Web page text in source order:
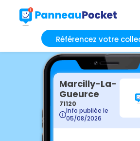
Référencez votre
Marcilly-La-
Gueurce
71120
Info publiée le
05/08/2026